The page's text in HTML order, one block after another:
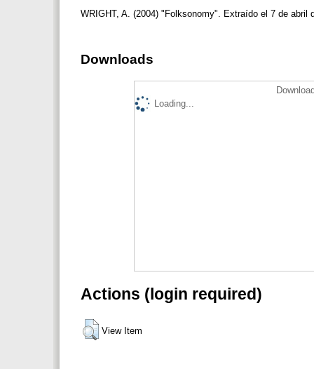
WRIGHT, A. (2004) "Folksonomy". Extraído el 7 de
Downloads
Loading...
Actions (login required)
View Item